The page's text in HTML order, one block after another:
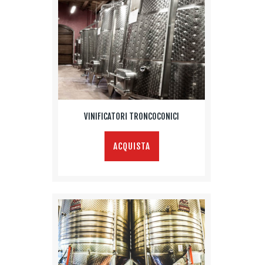
VINIFICATORI TRONCOCONICI
ACQUISTA